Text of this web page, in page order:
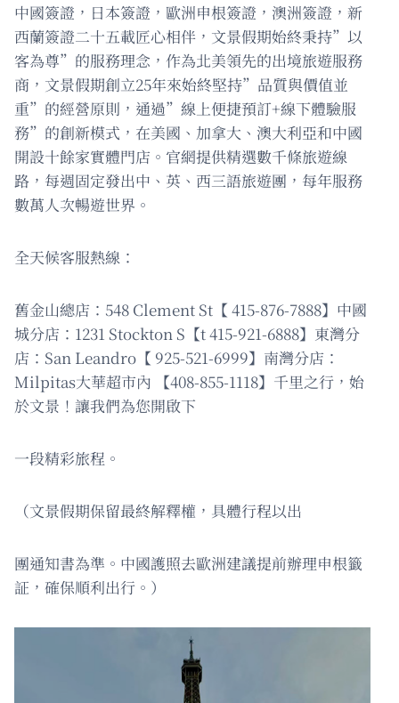
中國簽證，日本簽證，歐洲申根簽證，澳洲簽證，新
西蘭簽證二十五載匠心相伴，文景假期始終秉持”以
客為尊”的服務理念，作為北美領先的出境旅遊服務
商，文景假期創立25年來始終堅持”品質與價值並
重”的經營原則，通過”線上便捷預訂+線下體驗服
務”的創新模式，在美國、加拿大、澳大利亞和中國
開設十餘家實體門店。官網提供精選數千條旅遊線
路，每週固定發出中、英、西三語旅遊團，每年服務
數萬人次暢遊世界。
全天候客服熱線：
舊金山總店：548 Clement St【 415-876-7888】中國
城分店：1231 Stockton S【t 415-921-6888】東灣分
店：San Leandro【 925-521-6999】南灣分店：
Milpitas大華超市內 【408-855-1118】千里之行，始
於文景！讓我們為您開啟下
一段精彩旅程。
（文景假期保留最終解釋權，具體行程以出
團通知書為準。中國護照去歐洲建議提前辦理申根籤
証，確保順利出行。）